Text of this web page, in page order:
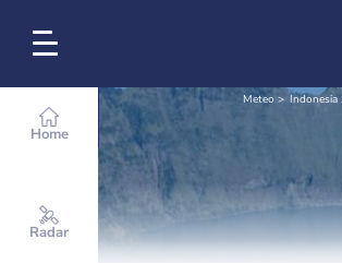
Home
Radar
Meteo Indonesia